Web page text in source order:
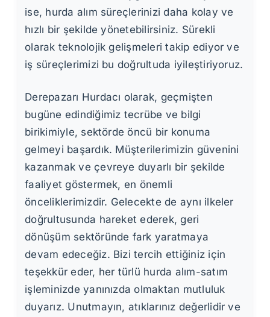
ise, hurda alım süreçlerinizi daha kolay ve
hızlı bir şekilde yönetebilirsiniz. Sürekli
olarak teknolojik gelişmeleri takip ediyor ve
iş süreçlerimizi bu doğrultuda iyileştiriyoruz.
Derepazarı Hurdacı olarak, geçmişten
bugüne edindiğimiz tecrübe ve bilgi
birikimiyle, sektörde öncü bir konuma
gelmeyi başardık. Müşterilerimizin güvenini
kazanmak ve çevreye duyarlı bir şekilde
faaliyet göstermek, en önemli
önceliklerimizdir. Gelecekte de aynı ilkeler
doğrultusunda hareket ederek, geri
dönüşüm sektöründe fark yaratmaya
devam edeceğiz. Bizi tercih ettiğiniz için
teşekkür eder, her türlü hurda alım-satım
işleminizde yanınızda olmaktan mutluluk
duyarız. Unutmayın, atıklarınız değerlidir ve